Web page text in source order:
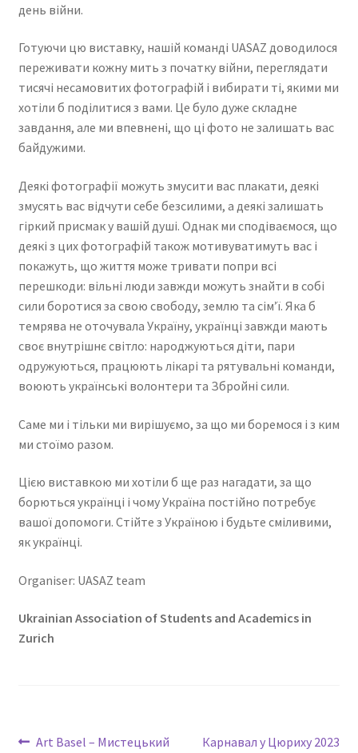
день війни.
Готуючи цю виставку, нашій команді UASAZ доводилося
переживати кожну мить з початку війни, переглядати
тисячі несамовитих фотографій і вибирати ті, якими ми
хотіли б поділитися з вами. Це було дуже складне
завдання, але ми впевнені, що ці фото не залишать вас
байдужими.
Деякі фотографії можуть змусити вас плакати, деякі
змусять вас відчути себе безсилими, а деякі залишать
гіркий присмак у вашій душі. Однак ми сподіваємося, що
деякі з цих фотографій також мотивуватимуть вас і
покажуть, що життя може тривати попри всі
перешкоди: вільні люди завжди можуть знайти в собі
сили боротися за свою свободу, землю та сім’ї. Яка б
темрява не оточувала Україну, українці завжди мають
своє внутрішнє світло: народжуються діти, пари
одружуються, працюють лікарі та рятувальні команди,
воюють українські волонтери та Збройні сили.
Саме ми і тільки ми вирішуємо, за що ми боремося і з ким
ми стоїмо разом.
Цією виставкою ми хотіли б ще раз нагадати, за що
борються українці і чому Україна постійно потребує
вашої допомоги. Стійте з Україною і будьте сміливими,
як українці.
Organiser: UASAZ team
Ukrainian Association ofStudents and Academics in
Zurich
Art Basel – Мистецький Карнавал у Цюриху 2023